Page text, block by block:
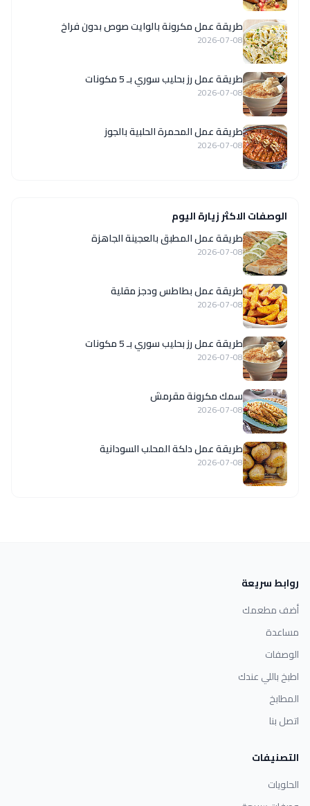
طريقة عمل مكرونة بالوايت صوص بدون فراخ
2026-07-08
طريقة عمل رز بحليب سوري بـ 5 مكونات
2026-07-08
طريقة عمل المحمرة الحلبية بالجوز
2026-07-08
الوصفات الاكثر زيارة اليوم
طريقة عمل المطبق بالعجينة الجاهزة
2026-07-08
طريقة عمل بطاطس ودجز مقلية
2026-07-08
طريقة عمل رز بحليب سوري بـ 5 مكونات
2026-07-08
سمك مكرونة مقرمش
2026-07-08
طريقة عمل دلكة المحلب السودانية
2026-07-08
روابط سريعة
أضف مطعمك
مساعدة
الوصفات
اطبخ باللي عندك
المطابخ
اتصل بنا
التصنيفات
الحلويات